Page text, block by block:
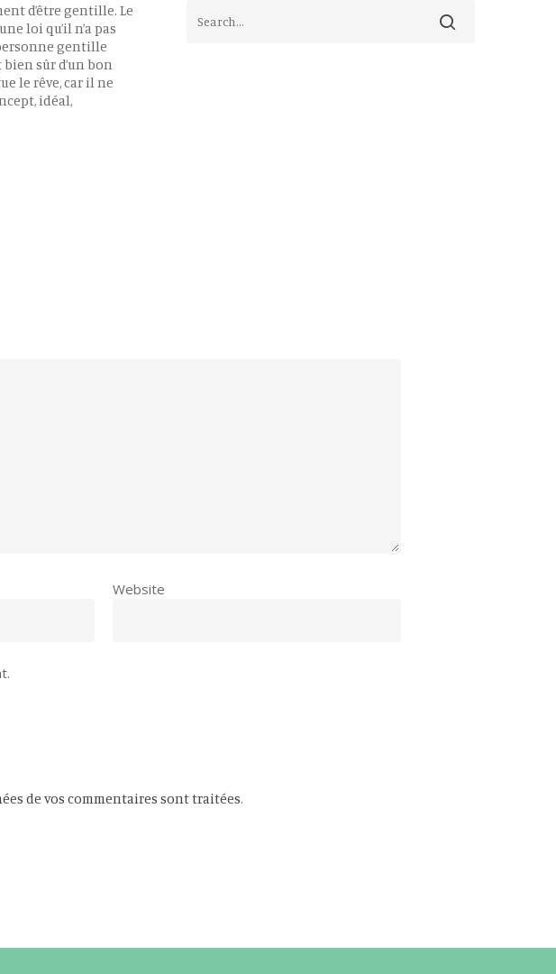
d’être gentille. Le
loi qu’il n’a pas
gentille
sûr d’un bon
le rêve, car il ne
idéal,
Website
de vos commentaires sont traitées.